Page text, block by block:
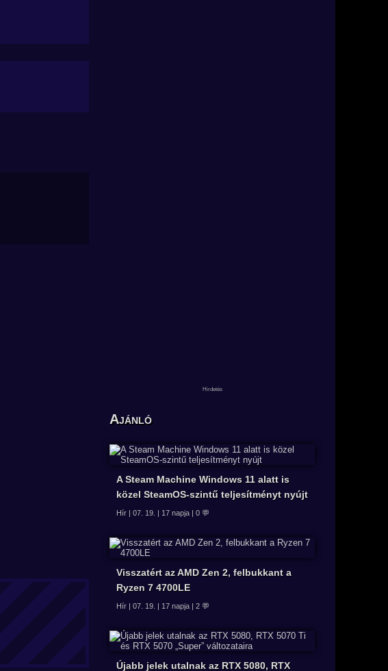
Ajánló
A Steam Machine Windows 11 alatt is
közel SteamOS-szintű teljesítményt nyújt
Hír | 07. 19. | 17 napja | 0 💬
Visszatért az AMD Zen 2, felbukkant a
Ryzen 7 4700LE
Hír | 07. 19. | 17 napja | 2 💬
Újabb jelek utalnak az RTX 5080, RTX